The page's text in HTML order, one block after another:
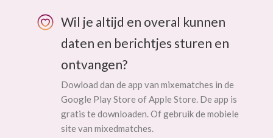
Wil je altijd en overal kunnen
daten en berichtjes sturen en
ontvangen?
Dowload dan de app van mixematches in de
Google Play Store of Apple Store. De app is
gratis te downloaden. Of gebruik de mobiele
site van mixedmatches.